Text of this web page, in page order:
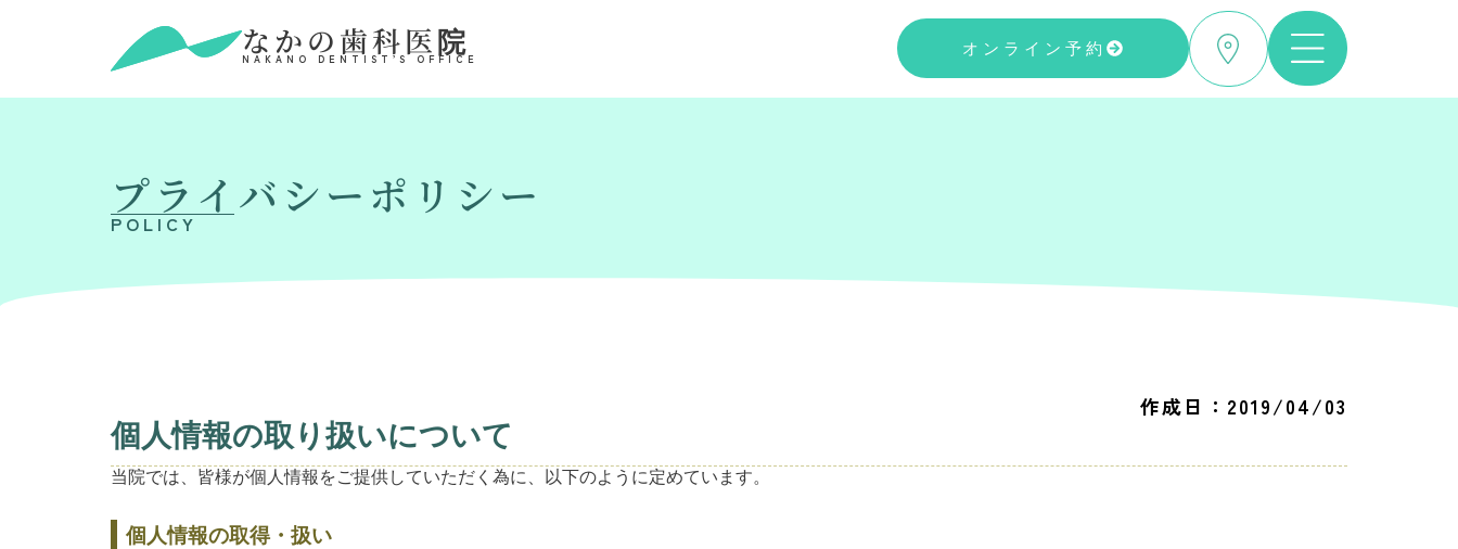
なかの歯科医院
NAKANO DENTIST’S OFFICE
オンライン予約
プライバシーポリシー
POLICY
作成日：2019/04/03
個人情報の取り扱いについて
当院では、皆様が個人情報をご提供していただく為に、以下のように定めています。
個人情報の取得・扱い